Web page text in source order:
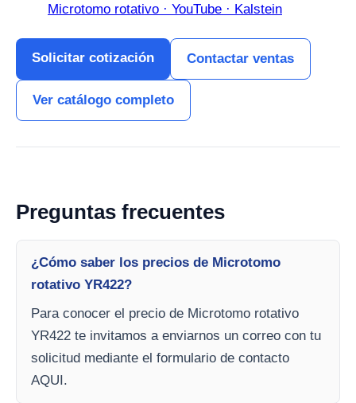
Microtomo rotativo · YouTube · Kalstein
Solicitar cotización Contactar ventas
Ver catálogo completo
Preguntas frecuentes
¿Cómo saber los precios de Microtomo
rotativo YR422?
Para conocer el precio de Microtomo rotativo
YR422 te invitamos a enviarnos un correo con tu
solicitud mediante el formulario de contacto
AQUI.